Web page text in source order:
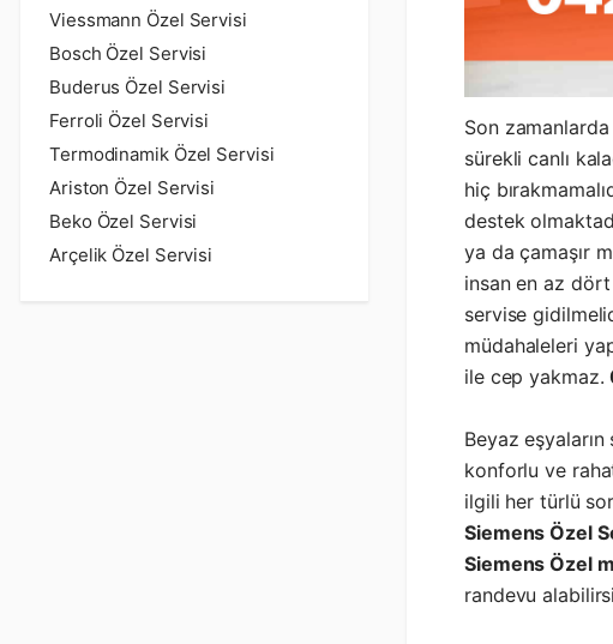
Viessmann Özel Servisi
Bosch Özel Servisi
Buderus Özel Servisi
Ferroli Özel Servisi
Termodinamik Özel Servisi
Ariston Özel Servisi
Beko Özel Servisi
Arçelik Özel Servisi
Son
sürekli canlı
hiç
destek
ya da çamaşır
insan en az
servise
müdahaleleri
ile cep yakmaz.
Beyaz
konforlu ve
ilgili her türlü
Siemens Özel
Siemens Özel
randevu